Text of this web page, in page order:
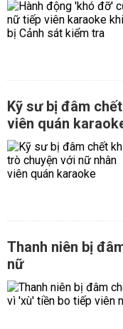
Kỹ sư bị đâm
viên quán
Thanh niên bị
nữ